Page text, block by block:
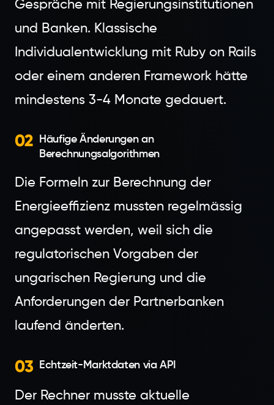
Gespräche mit Regierungsinstitutionen
und Banken. Klassische
Individualentwicklung mit Ruby on Rails
oder einem anderen Framework hätte
mindestens 3-4 Monate gedauert.
02
Häufige Änderungen an
Berechnungsalgorithmen
Die Formeln zur Berechnung der
Energieeffizienz mussten regelmässig
angepasst werden, weil sich die
regulatorischen Vorgaben der
ungarischen Regierung und die
Anforderungen der Partnerbanken
laufend änderten.
03 Echtzeit-Marktdaten via API
Der Rechner musste aktuelle